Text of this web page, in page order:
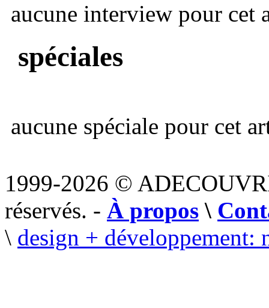
aucune interview pour cet
spéciales
aucune spéciale pour cet
1999-2026 ©
réservés. - À propos \
\ design + développement: